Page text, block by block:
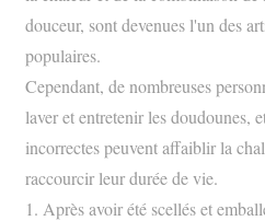
douceur, sont devenues l'un des
populaires.
Cependant, de nombreuses
laver et entretenir les doudounes,
incorrectes peuvent affaiblir la
raccourcir leur durée de vie.
1. Après avoir été scellés et